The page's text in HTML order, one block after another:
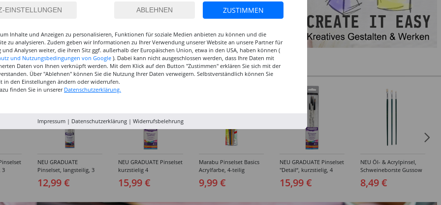
3
NEU GRADUATE
Pinselset, langsteilig, 3
12,99 €
NEU GRADUATE Pinselset
kurzstielig 4
15,99 €
Marabu Pinselset Basics
Acrylfarbe, 4-teilig
9,99 €
NEU GRADUATE Pinselset
"Detail“, kurzstielig, 4
15,99 €
NEU Öl- & Acrylpinsel,
Schweineborste Gussow
8,49 €
ZUSTIMMEN
Inhalte und Anzeigen zu personalisieren, Funktionen für soziale Medien anbieten zu können und die
zu analysieren. Zudem geben wir Informationen zu Ihrer Verwendung unserer Website an unsere Partner für
und Analysen weiter, die ihren Sitz ggf. außerhalb der Europäischen Union, etwa in den USA, haben können (
und Nutzungsbedingungen von Google ). Dabei kann nicht ausgeschlossen werden, dass Ihre Daten mit
Daten von Ihnen verknüpft werden. Mit dem Klick auf den Button "Zustimmen" erklären Sie sich mit der
Über "Ablehnen" können Sie die Nutzung Ihrer Daten verweigern. Selbstverständlich können Sie
in den Einstellungen ändern oder widerrufen.
finden Sie in unserer Datenschutzerklärung.
Impressum| Datenschutzerklärung| Widerrufsbelehrung